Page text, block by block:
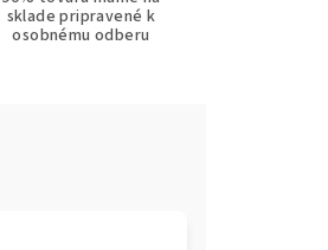
sklade pripravené k
osobnému odberu